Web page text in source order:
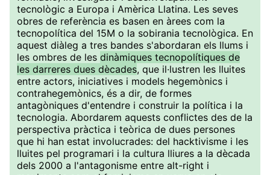
tecnològic a Europa i Amèrica Llatina. Les seves
obres de referència es basen en àrees com la
tecnopolítica del 15M o la sobirania tecnològica. En
aquest diàleg a tres bandes s'abordaran els llums i
les ombres de les dinàmiques tecnopolítiques de
les darreres dues dècades, que il·lustren les lluites
entre actors, iniciatives i models hegemònics i
contrahegemònics, és a dir, de formes
antagòniques d'entendre i construir la política i la
tecnologia. Abordarem aquests conflictes des de la
perspectiva pràctica i teòrica de dues persones
que hi han estat involucrades: del hacktivisme i les
lluites pel programari i la cultura lliures a la dècada
dels 2000 a l'antagonisme entre alt-right i